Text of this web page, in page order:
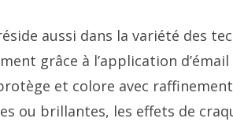
aussi dans la variété des
grâce à l’application
et colore avec
ou brillantes, les effets de